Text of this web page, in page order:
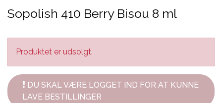
Sopolish 410 Berry Bisou 8 ml
Produktet er udsolgt.
DU SKAL VÆRE LOGGET IND FOR AT KUNNE
LAVE BESTILLINGER